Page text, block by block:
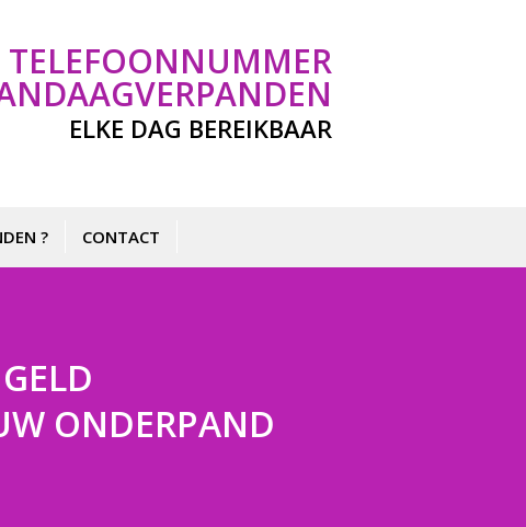
ELKE DAG BEREIKBAAR
? CONTACT
ONDERPAND